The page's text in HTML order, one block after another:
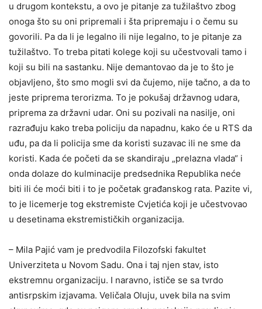
u drugom kontekstu, a ovo je pitanje za tužilaštvo zbog
onoga što su oni pripremali i šta pripremaju i o čemu su
govorili. Pa da li je legalno ili nije legalno, to je pitanje za
tužilaštvo. To treba pitati kolege koji su učestvovali tamo i
koji su bili na sastanku. Nije demantovao da je to što je
objavljeno, što smo mogli svi da čujemo, nije tačno, a da to
jeste priprema terorizma. To je pokušaj državnog udara,
priprema za državni udar. Oni su pozivali na nasilje, oni
razrađuju kako treba policiju da napadnu, kako će u RTS da
uđu, pa da li policija sme da koristi suzavac ili ne sme da
koristi. Kada će početi da se skandiraju „prelazna vlada“ i
onda dolaze do kulminacije predsednika Republika neće
biti ili će moći biti i to je početak građanskog rata. Pazite vi,
to je licemerje tog ekstremiste Cvjetića koji je učestvovao
u desetinama ekstremističkih organizacija.
– Mila Pajić vam je predvodila Filozofski fakultet
Univerziteta u Novom Sadu. Ona i taj njen stav, isto
ekstremnu organizaciju. I naravno, ističe se sa tvrdo
antisrpskim izjavama. Veličala Oluju, uvek bila na svim